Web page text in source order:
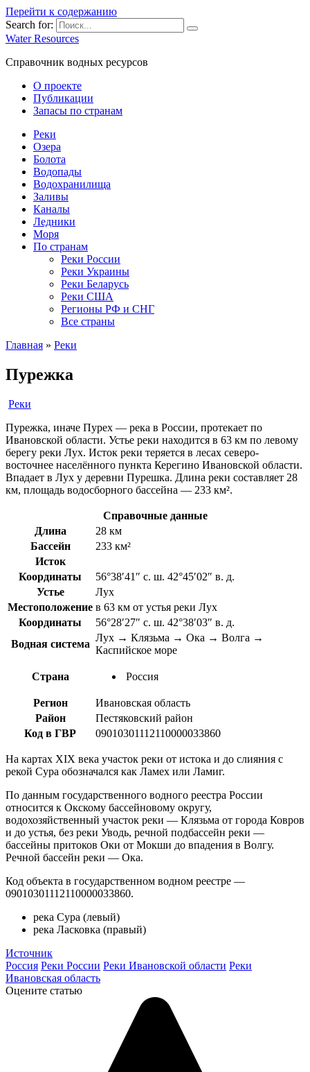
Перейти к содержанию
Search for:
Water Resources
Справочник водных ресурсов
О проекте
Публикации
Запасы по странам
Реки
Озера
Болота
Водопады
Водохранилища
Заливы
Каналы
Ледники
Моря
По странам
Реки России
Реки Украины
Реки Беларусь
Реки США
Регионы РФ и СНГ
Все страны
Главная » Реки
Пурежка
Реки
Пурежка, иначе Пурех — река в России, протекает по
Ивановской области. Устье реки находится в 63 км по левому
берегу реки Лух. Исток реки теряется в лесах северо-
восточнее населённого пункта Керегино Ивановской области.
Впадает в Лух у деревни Пурешка. Длина реки составляет 28
км, площадь водосборного бассейна — 233 км².
Справочные данные
Длина
28 км
Бассейн
233 км²
Исток
Координаты
56°38′41″ с. ш. 42°45′02″ в. д.
Устье
Лух
Местоположение в 63 км от устья реки Лух
Координаты
56°28′27″ с. ш. 42°38′03″ в. д.
Водная система
Лух → Клязьма → Ока → Волга →
Каспийское море
Страна Россия
Регион
Ивановская область
Район
Пестяковский район
Код в ГВР
09010301112110000033860
На картах XIX века участок реки от истока и до слияния с
рекой Сура обозначался как Ламех или Ламиг.
По данным государственного водного реестра России
относится к Окскому бассейновому округу,
водохозяйственный участок реки — Клязьма от города Ковров
и до устья, без реки Уводь, речной подбассейн реки —
бассейны притоков Оки от Мокши до впадения в Волгу.
Речной бассейн реки — Ока.
Код объекта в государственном водном реестре —
09010301112110000033860.
река Сура (левый)
река Ласковка (правый)
Источник
Россия Реки России Реки Ивановской области Реки
Ивановская область
Оцените статью